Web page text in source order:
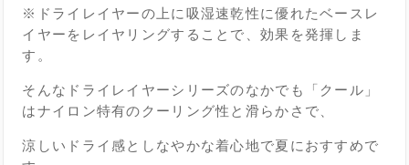
※ドライレイヤーの上に吸湿速乾性に優れたベースレ
イヤーをレイヤリングすることで、効果を発揮しま
す。
そんなドライレイヤーシリーズのなかでも「クール」
はナイロン特有のクーリング性と滑らかさで、
涼しいドライ感としなやかな着心地で夏におすすめで